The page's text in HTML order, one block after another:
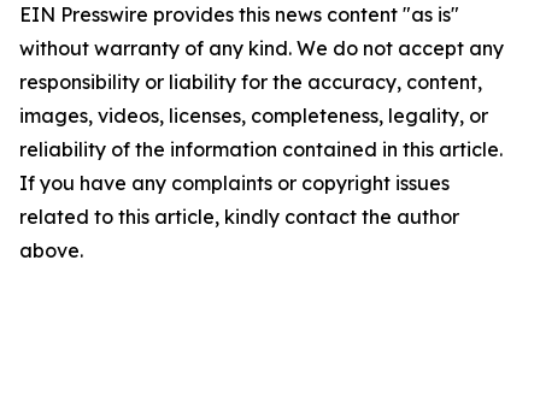
EIN Presswire provides this news content "as is"
without warranty of any kind. We do not accept any
responsibility or liability for the accuracy, content,
images, videos, licenses, completeness, legality, or
reliability of the information contained in this article.
If you have any complaints or copyright issues
related to this article, kindly contact the author
above.